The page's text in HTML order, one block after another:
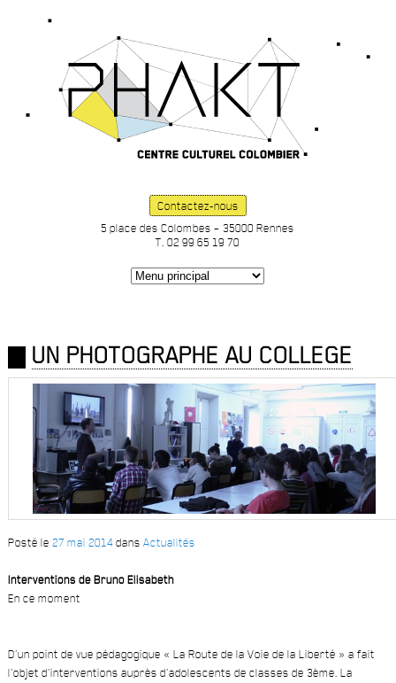
Contactez-nous
5 place des Colombes – 35000 Rennes
T. 02 99 65 19 70
UN PHOTOGRAPHE AU COLLEGE
Posté le 27 mai 2014dans Actualités
Interventions de Bruno Elisabeth
En ce moment
D’un point de vue pédagogique « La Route de la Voie de la Liberté » a fait
l’objet d’interventions auprès d’adolescents de classes de 3ème. La